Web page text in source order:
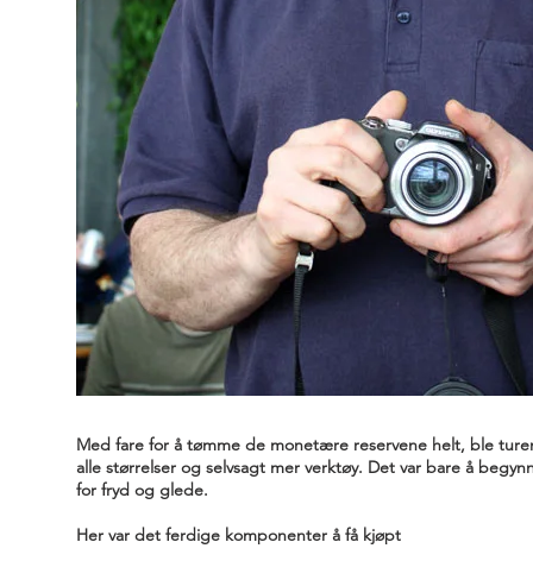
Med fare for å tømme de monetære reservene helt, ble
alle størrelser og selvsagt mer verktøy. Det var bare å
for fryd og glede.
Her var det ferdige komponenter å få kjøpt